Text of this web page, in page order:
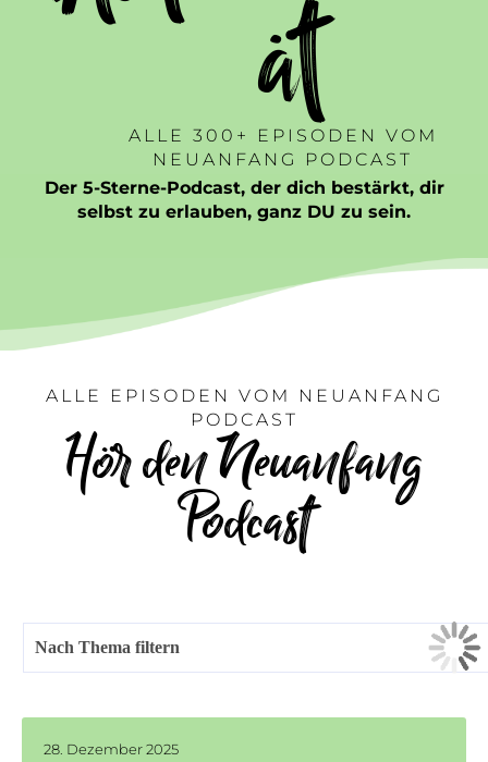
t
ALLE 300+ EPISODEN VOM
NEUANFANG PODCAST
Der 5-Sterne-Podcast, der dich bestärkt, dir
selbst zu erlauben, ganz DU zu sein.
ALLE EPISODEN VOM NEUANFANG
PODCAST
Hör den Neuanfang
Podcast
Nach Thema filtern
28. Dezember 2025